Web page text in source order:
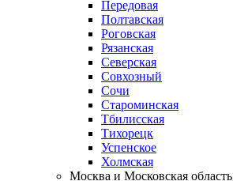
Передовая
Полтавская
Роговская
Рязанская
Северская
Совхозный
Сочи
Староминская
Тбилисская
Тихорецк
Успенское
Холмская
Москва и Московская область